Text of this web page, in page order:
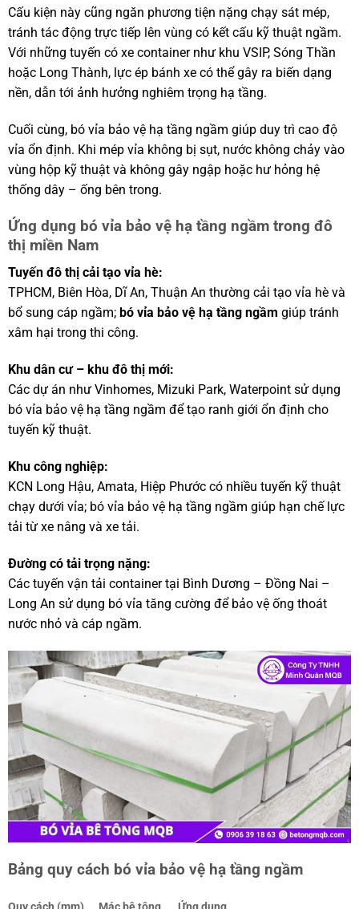
Cấu kiện này cũng ngăn phương tiện nặng chạy sát mép,
tránh tác động trực tiếp lên vùng có kết cấu kỹ thuật ngầm.
Với những tuyến có xe container như khu VSIP, Sóng Thần
hoặc Long Thành, lực ép bánh xe có thể gây ra biến dạng
nền, dẫn tới ảnh hưởng nghiêm trọng hạ tầng.
Cuối cùng, bó vỉa bảo vệ hạ tầng ngầm giúp duy trì cao độ
vỉa ổn định. Khi mép vỉa không bị sụt, nước không chảy vào
vùng hộp kỹ thuật và không gây ngập hoặc hư hỏng hệ
thống dây – ống bên trong.
Ứng dụng bó vỉa bảo vệ hạ tầng ngầm trong đô
thị miền Nam
Tuyến đô thị cải tạo vỉa hè:
TPHCM, Biên Hòa, Dĩ An, Thuận An thường cải tạo vỉa hè và
bổ sung cáp ngầm; bó vỉa bảo vệ hạ tầng ngầm giúp tránh
xâm hại trong thi công.
Khu dân cư – khu đô thị mới:
Các dự án như Vinhomes, Mizuki Park, Waterpoint sử dụng
bó vỉa bảo vệ hạ tầng ngầm để tạo ranh giới ổn định cho
tuyến kỹ thuật.
Khu công nghiệp:
KCN Long Hậu, Amata, Hiệp Phước có nhiều tuyến kỹ thuật
chạy dưới vỉa; bó vỉa bảo vệ hạ tầng ngầm giúp hạn chế lực
tải từ xe nâng và xe tải.
Đường có tải trọng nặng:
Các tuyến vận tải container tại Bình Dương – Đồng Nai –
Long An sử dụng bó vỉa tăng cường để bảo vệ ống thoát
nước nhỏ và cáp ngầm.
Bảng quy cách bó vỉa bảo vệ hạ tầng ngầm